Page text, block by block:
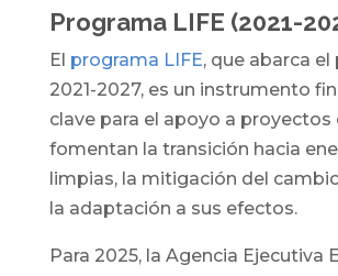
Programa LIFE (2021-
El programa LIFE, que abarca
2021-2027, es un instrumento
clave para el apoyo a proyectos
fomentan la transición hacia
limpias, la mitigación del
la adaptación a sus efectos.
Para 2025, la Agencia Ejecutiva